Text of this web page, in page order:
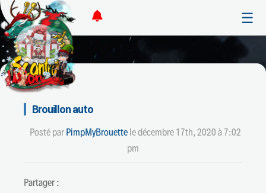
☰
Brouillon auto
Posté par PimpMyBrouette ledécembre 17th, 2020 à 7:02
pm
Partager :